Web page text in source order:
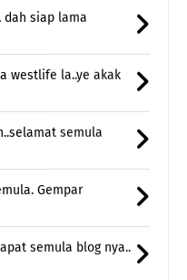
westlife la..ye akak
semula
Gempar
semula blog nya..
teliga